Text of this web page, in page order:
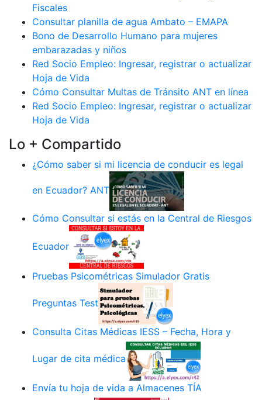
Fiscales
Consultar planilla de agua Ambato – EMAPA
Bono de Desarrollo Humano para mujeres
embarazadas y niños
Red Socio Empleo: Ingresar, registrar o actualizar
Hoja de Vida
Cómo Consultar Multas de Tránsito ANT en línea
Red Socio Empleo: Ingresar, registrar o actualizar
Hoja de Vida
Lo + Compartido
¿Cómo saber si mi licencia de conducir es legal
en Ecuador? ANT
Cómo Consultar si estás en la Central de Riesgos
Ecuador
Pruebas Psicométricas Simulador Gratis
Preguntas Test
Consulta Citas Médicas IESS – Fecha, Hora y
Lugar de cita médica
Envía tu hoja de vida a Almacenes TÍA